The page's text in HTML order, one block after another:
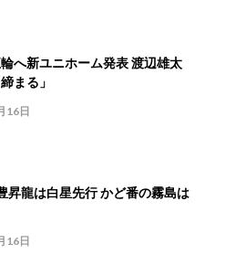
へ新ユニホーム発表 渡辺雄太
まる」
16日
昇龍は白星先行 かど番の霧島は
16日